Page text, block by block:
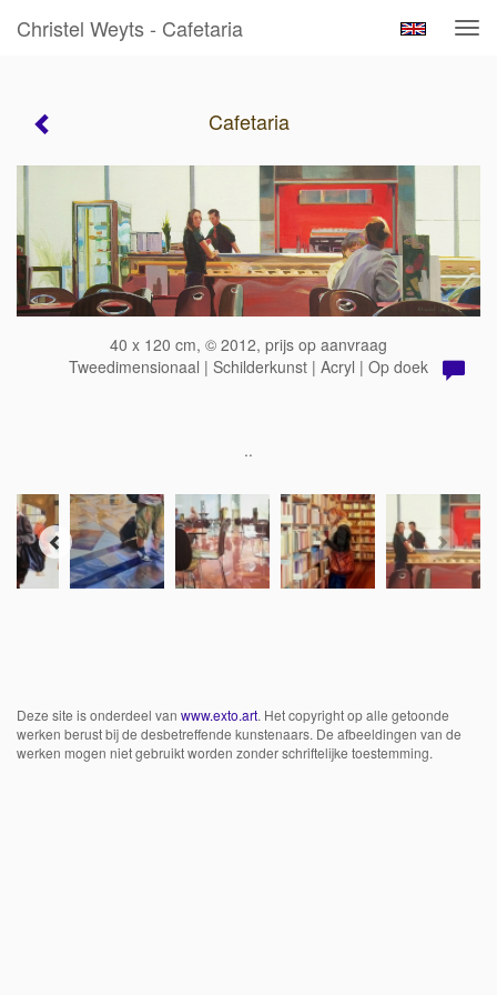
Christel Weyts - Cafetaria
Cafetaria
40 x 120 cm, © 2012, prijs op aanvraag
Tweedimensionaal | Schilderkunst | Acryl | Op doek
..
Deze site is onderdeel van www.exto.art. Het copyright op alle getoonde
werken berust bij de desbetreffende kunstenaars. De afbeeldingen van de
werken mogen niet gebruikt worden zonder schriftelijke toestemming.